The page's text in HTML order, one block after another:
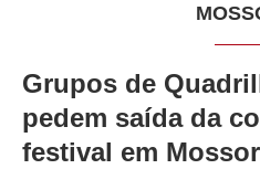
Grupos de
pedem saída da
festival em